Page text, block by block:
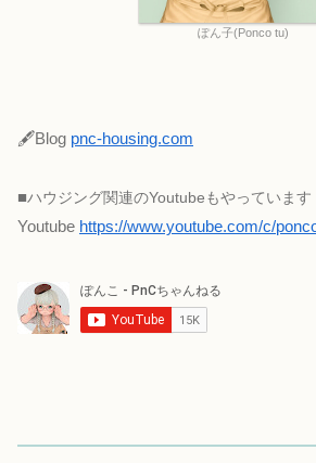
ぽん子(Ponco tu)
🖋Blog pnc-housing.com
■ハウジング関連のYoutubeもやっています
Youtube https://www.youtube.com/c/